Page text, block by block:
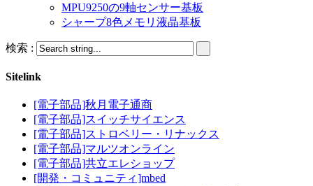
MPU9250の9軸センサー基板
シャープ8色メモリ液晶基板
検索 :
Sitelink
[電子部品]秋月電子通商
[電子部品]スイッチサイエンス
[電子部品]ストロベリー・リナックス
[電子部品]マルツオンライン
[電子部品]共立エレショップ
[開発・コミュニティ]mbed